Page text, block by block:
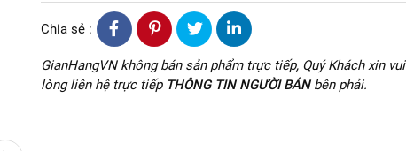
Chia sẻ :
GianHangVN không bán sản phẩm trực tiếp, Quý Khách xin vui
lòng liên hệ trực tiếp THÔNG TIN NGƯỜI BÁNbên phải.